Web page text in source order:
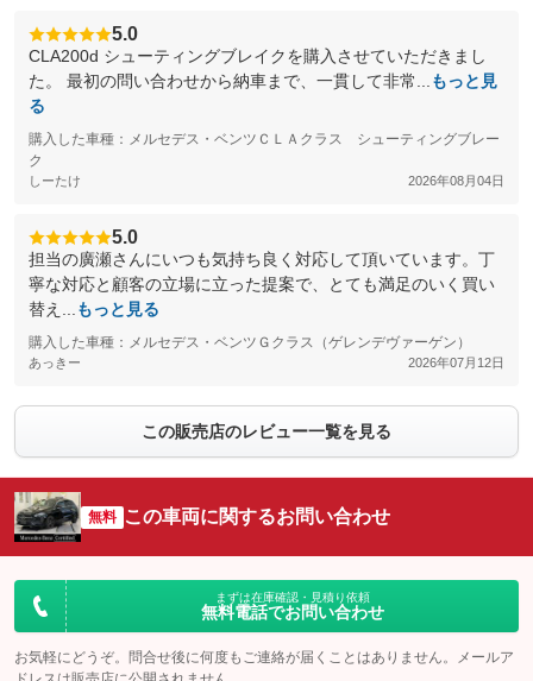
5.0
CLA200d シューティングブレイクを購入させていただきまし
た。 最初の問い合わせから納車まで、一貫して非常...
もっと見
る
購入した車種：メルセデス・ベンツＣＬＡクラス シューティングブレー
ク
しーたけ 2026年08月04日
5.0
担当の廣瀬さんにいつも気持ち良く対応して頂いています。丁
寧な対応と顧客の立場に立った提案で、とても満足のいく買い
替え...
もっと見る
購入した車種：メルセデス・ベンツＧクラス（ゲレンデヴァーゲン）
あっきー 2026年07月12日
この販売店のレビュー一覧を見る
無料 この車両に関するお問い合わせ
まずは在庫確認・見積り依頼
無料電話でお問い合わせ
お気軽にどうぞ。問合せ後に何度もご連絡が届くことはありません。メールア